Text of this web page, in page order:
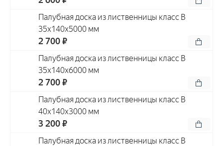
Палубная доска из лиственницы класс В
35x140x5000 мм
2 700 ₽
Палубная доска из лиственницы класс В
35x140x6000 мм
2 700 ₽
Палубная доска из лиственницы класс В
40x140x3000 мм
3 200 ₽
Палубная доска из лиственницы класс В